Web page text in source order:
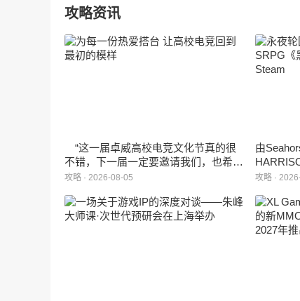
攻略资讯
“这一届卓威高校电竞文化节真的很
不错，下一届一定要邀请我们，也希望
能给更多同学一个来到现场的机会。”
攻略 · 2026-08-05
由
卡牌战棋
攻略 ·